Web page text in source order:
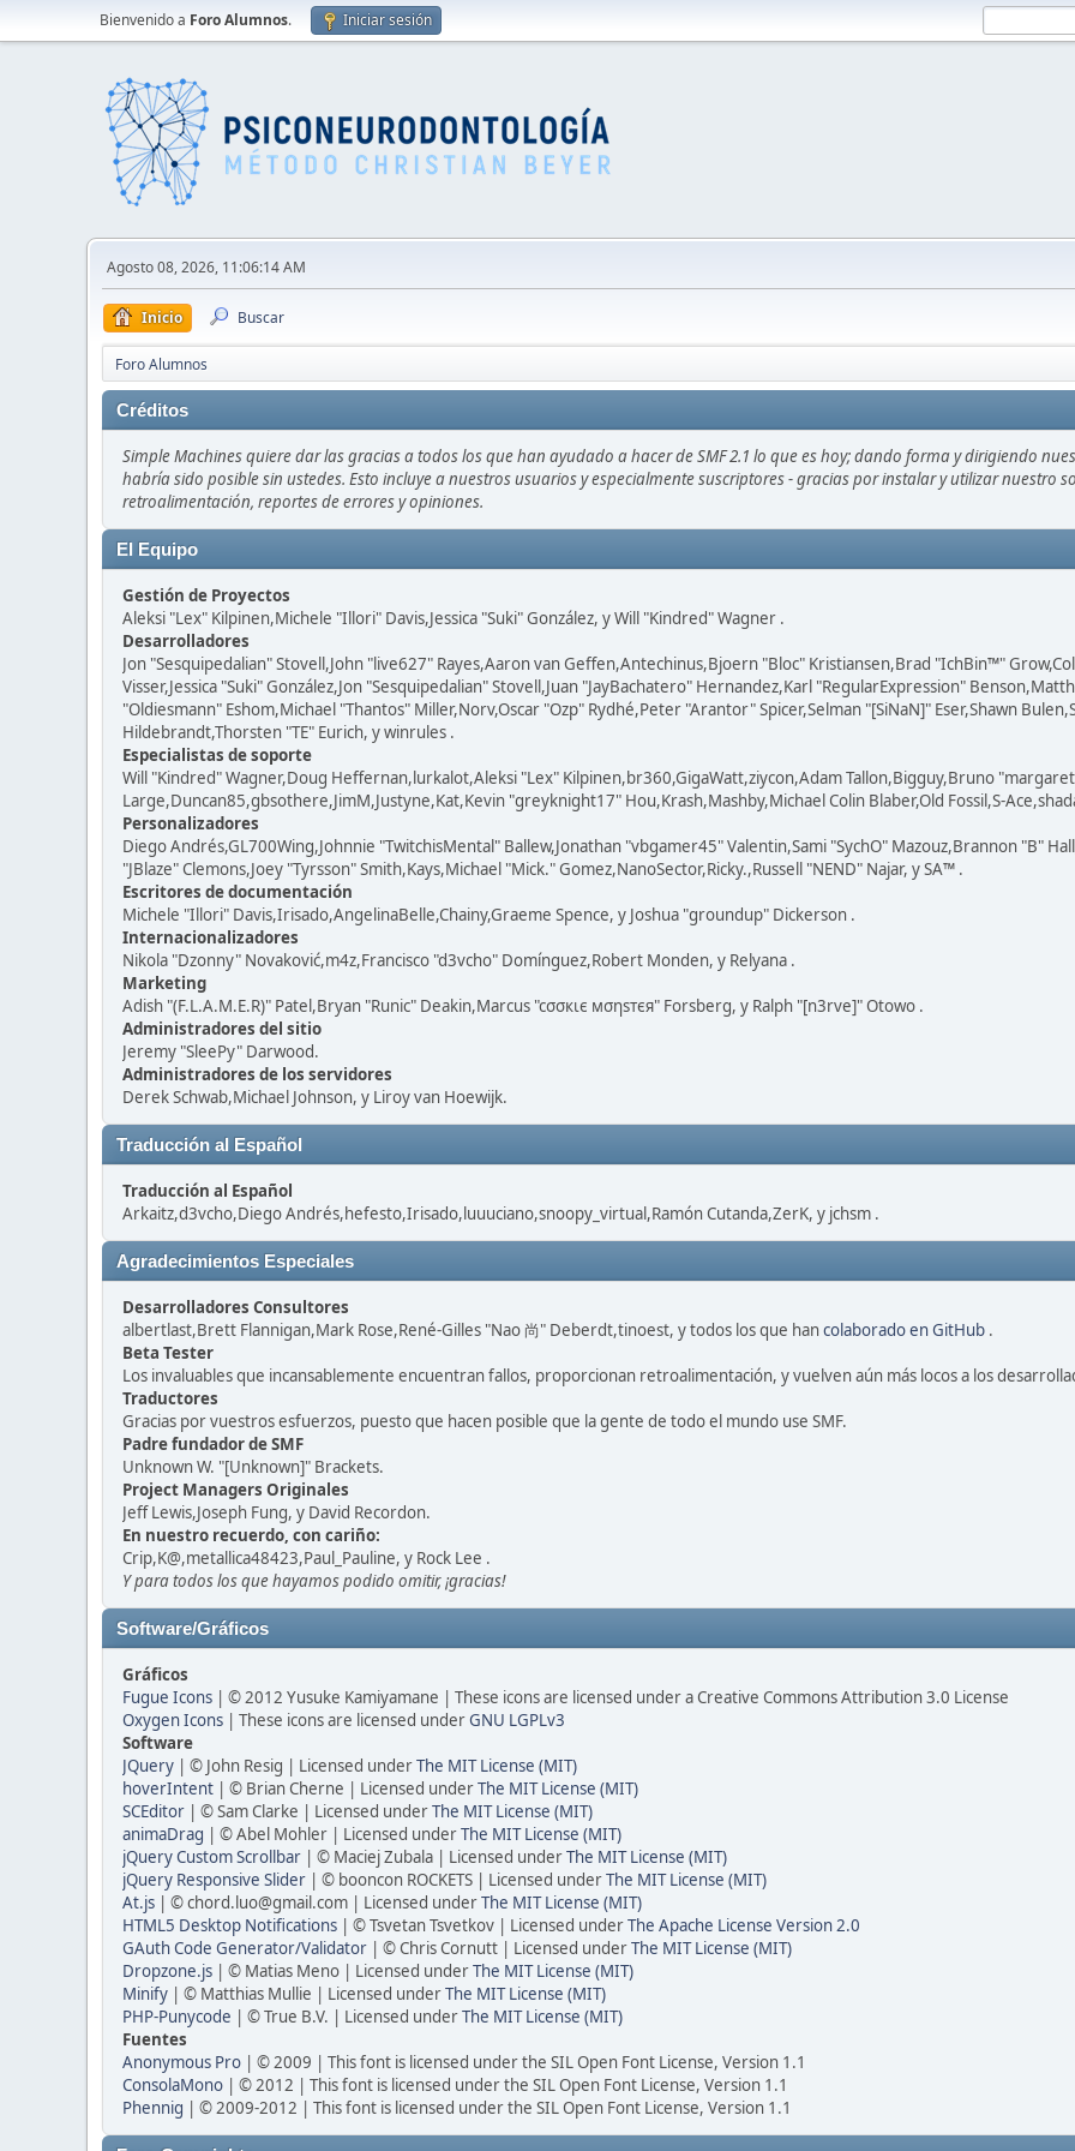
Bienvenido a Foro Alumnos. Iniciar sesión
Agosto 08, 2026, 11:06:14 AM
Inicio Buscar
Foro Alumnos
Créditos
Simple Machines quiere dar las gracias a todos los que han ayudado a hacer de SMF 2.1 lo que es hoy; dando forma y dirigiendo
habría sido posible sin ustedes. Esto incluye a nuestros usuarios y especialmente suscriptores - gracias por instalar y utilizar nuestro
retroalimentación, reportes de errores y opiniones.
El Equipo
Gestión de Proyectos
Aleksi "Lex" Kilpinen,Michele "Illori" Davis,Jessica "Suki" González, y Will "Kindred" Wagner .
Desarrolladores
Jon "Sesquipedalian" Stovell,John "live627" Rayes,Aaron van Geffen,Antechinus,Bjoern "Bloc" Kristiansen,Brad "IchBin™"
Visser,Jessica "Suki" González,Jon "Sesquipedalian" Stovell,Juan "JayBachatero" Hernandez,Karl "RegularExpression"
"Oldiesmann" Eshom,Michael "Thantos" Miller,Norv,Oscar "Ozp" Rydhé,Peter "Arantor" Spicer,Selman "[SiNaN]" Eser,Shawn
Hildebrandt,Thorsten "TE" Eurich, y winrules .
Especialistas de soporte
Will "Kindred" Wagner,Doug Heffernan,lurkalot,Aleksi "Lex" Kilpinen,br360,GigaWatt,ziycon,Adam Tallon,Bigguy,Bruno
Large,Duncan85,gbsothere,JimM,Justyne,Kat,Kevin "greyknight17" Hou,Krash,Mashby,Michael Colin Blaber,Old Fossil,S-
Personalizadores
Diego Andrés,GL700Wing,Johnnie "TwitchisMental" Ballew,Jonathan "vbgamer45" Valentin,Sami "SychO" Mazouz,Brannon "B"
"JBlaze" Clemons,Joey "Tyrsson" Smith,Kays,Michael "Mick." Gomez,NanoSector,Ricky.,Russell "NEND" Najar, y SA™ .
Escritores de documentación
Michele "Illori" Davis,Irisado,AngelinaBelle,Chainy,Graeme Spence, y Joshua "groundup" Dickerson .
Internacionalizadores
Nikola "Dzonny" Novaković,m4z,Francisco "d3vcho" Domínguez,Robert Monden, y Relyana .
Marketing
Adish "(F.L.A.M.E.R)" Patel,Bryan "Runic" Deakin,Marcus "cσσкιє мσηѕтєя" Forsberg, y Ralph "[n3rve]" Otowo .
Administradores del sitio
Jeremy "SleePy" Darwood.
Administradores de los servidores
Derek Schwab,Michael Johnson, y Liroy van Hoewijk.
Traducción al Español
Traducción al Español
Arkaitz,d3vcho,Diego Andrés,hefesto,Irisado,luuuciano,snoopy_virtual,Ramón Cutanda,ZerK, y jchsm .
Agradecimientos Especiales
Desarrolladores Consultores
albertlast,Brett Flannigan,Mark Rose,René-Gilles "Nao 尚" Deberdt,tinoest, y todos los que hancolaborado en GitHub .
Beta Tester
Los invaluables que incansablemente encuentran fallos, proporcionan retroalimentación, y vuelven aún más locos a los
Traductores
Gracias por vuestros esfuerzos, puesto que hacen posible que la gente de todo el mundo use SMF.
Padre fundador de SMF
Unknown W. "[Unknown]" Brackets.
Project Managers Originales
Jeff Lewis,Joseph Fung, y David Recordon.
En nuestro recuerdo, con cariño:
Crip,K@,metallica48423,Paul_Pauline, y Rock Lee .
Y para todos los que hayamos podido omitir, ¡gracias!
Software/Gráficos
Gráficos
Fugue Icons | © 2012 Yusuke Kamiyamane | These icons are licensed under a Creative Commons Attribution 3.0 License
Oxygen Icons | These icons are licensed underGNU LGPLv3
Software
JQuery | © John Resig | Licensed underThe MIT License (MIT)
hoverIntent | © Brian Cherne | Licensed underThe MIT License (MIT)
SCEditor | © Sam Clarke | Licensed underThe MIT License (MIT)
animaDrag | © Abel Mohler | Licensed underThe MIT License (MIT)
jQuery Custom Scrollbar | © Maciej Zubala | Licensed underThe MIT License (MIT)
jQuery Responsive Slider | © booncon ROCKETS | Licensed underThe MIT License (MIT)
At.js | © chord.luo@gmail.com | Licensed underThe MIT License (MIT)
HTML5 Desktop Notifications | © Tsvetan Tsvetkov | Licensed underThe Apache License Version 2.0
GAuth Code Generator/Validator | © Chris Cornutt | Licensed underThe MIT License (MIT)
Dropzone.js | © Matias Meno | Licensed underThe MIT License (MIT)
Minify | © Matthias Mullie | Licensed underThe MIT License (MIT)
PHP-Punycode | © True B.V. | Licensed underThe MIT License (MIT)
Fuentes
Anonymous Pro | © 2009 | This font is licensed under the SIL Open Font License, Version 1.1
ConsolaMono | © 2012 | This font is licensed under the SIL Open Font License, Version 1.1
Phennig | © 2009-2012 | This font is licensed under the SIL Open Font License, Version 1.1